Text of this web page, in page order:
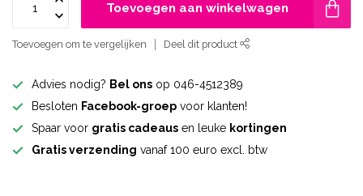
Toevoegen aan winkelwagen
Toevoegen om te vergelijken Deel dit product
Advies nodig? Bel ons op 046-4512389
Besloten Facebook-groep voor klanten!
Spaar voor gratis cadeaus en leuke kortingen
Gratis verzending vanaf 100 euro excl. btw